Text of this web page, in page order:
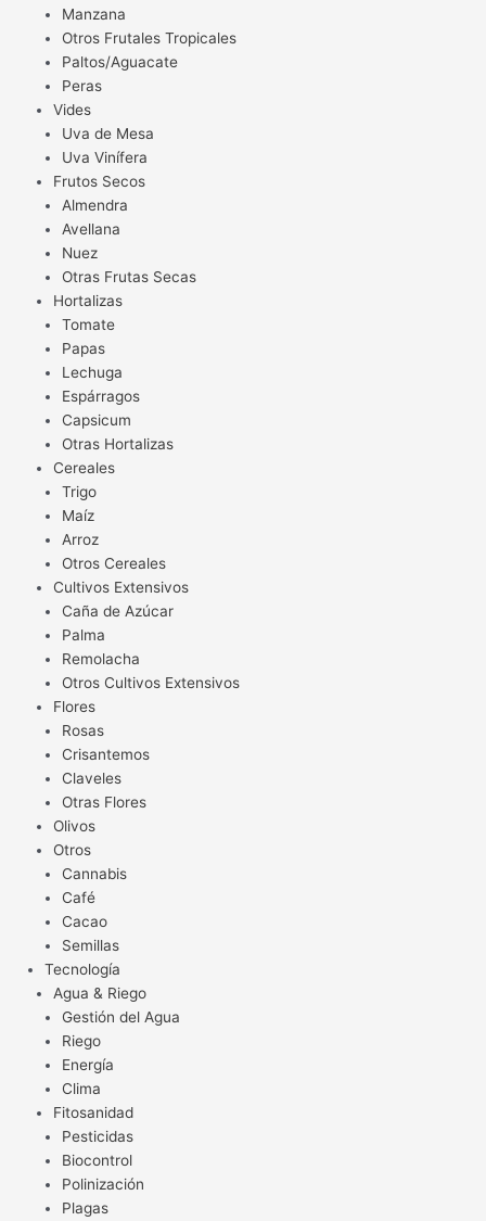
Manzana
Otros Frutales Tropicales
Paltos/Aguacate
Peras
Vides
Uva de Mesa
Uva Vinífera
Frutos Secos
Almendra
Avellana
Nuez
Otras Frutas Secas
Hortalizas
Tomate
Papas
Lechuga
Espárragos
Capsicum
Otras Hortalizas
Cereales
Trigo
Maíz
Arroz
Otros Cereales
Cultivos Extensivos
Caña de Azúcar
Palma
Remolacha
Otros Cultivos Extensivos
Flores
Rosas
Crisantemos
Claveles
Otras Flores
Olivos
Otros
Cannabis
Café
Cacao
Semillas
Tecnología
Agua & Riego
Gestión del Agua
Riego
Energía
Clima
Fitosanidad
Pesticidas
Biocontrol
Polinización
Plagas